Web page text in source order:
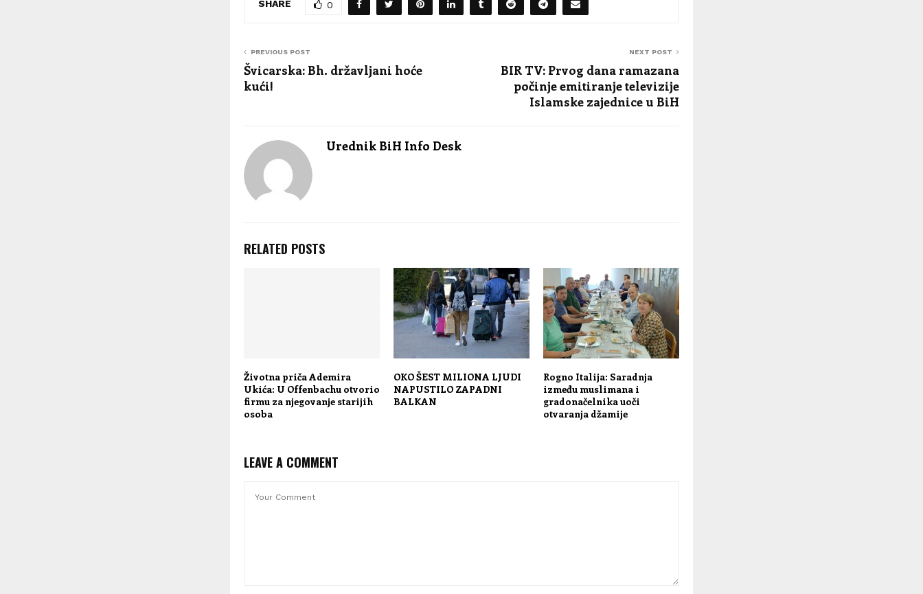
SHARE 0
PREVIOUS POST
Švicarska: Bh. državljani hoće
kući!
NEXT POST
BIR TV: Prvog dana ramazana
počinje emitiranje televizije
Islamske zajednice u BiH
Urednik BiH Info Desk
RELATED POSTS
Životna priča Ademira
Ukića: U Offenbachu otvorio
firmu za njegovanje starijih
osoba
OKO ŠEST MILIONA LJUDI
NAPUSTILO ZAPADNI
BALKAN
Rogno Italija: Saradnja
između muslimana i
gradonačelnika uoči
otvaranja džamije
LEAVE A COMMENT